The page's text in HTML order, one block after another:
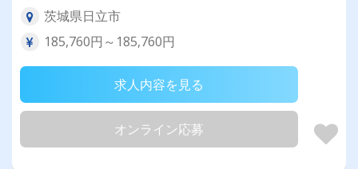
茨城県日立市
185,760円～185,760円
求人内容を見る
オンライン応募